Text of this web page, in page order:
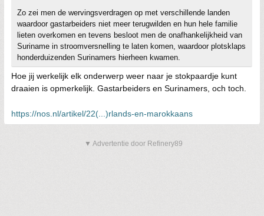
Zo zei men de wervingsverdragen op met verschillende landen
waardoor gastarbeiders niet meer terugwilden en hun hele familie
lieten overkomen en tevens besloot men de onafhankelijkheid van
Suriname in stroomversnelling te laten komen, waardoor plotsklaps
honderduizenden Surinamers hierheen kwamen.
Hoe jij werkelijk elk onderwerp weer naar je stokpaardje kunt
draaien is opmerkelijk. Gastarbeiders en Surinamers, och toch.
https://nos.nl/artikel/22(...)rlands-en-marokkaans
▼ Advertentie door Refinery89